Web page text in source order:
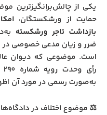
یکی از چالش‌برانگیزترین
حمایت از ورشکستگان،
بازداشت تاجر ورشکسته
ضرر و زیان مدعی خصوصی در
است. موضوعی که دیوان
به‌صورت رسمی در مورد آن
⚖️ موضوع اختلاف در دادگاه‌ها